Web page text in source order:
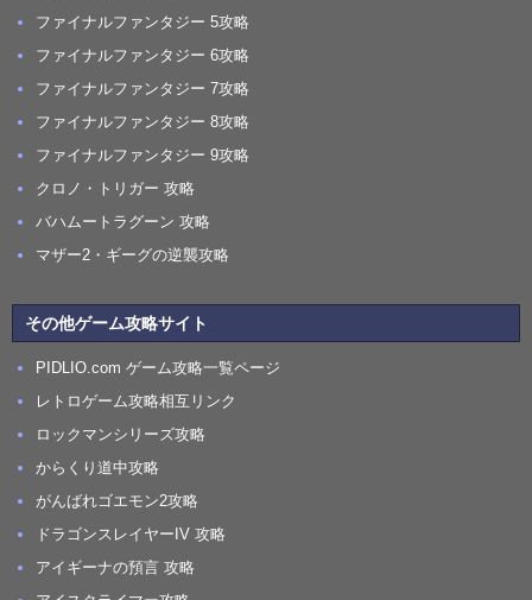
ファイナルファンタジー 5攻略
ファイナルファンタジー 6攻略
ファイナルファンタジー 7攻略
ファイナルファンタジー 8攻略
ファイナルファンタジー 9攻略
クロノ・トリガー 攻略
バハムートラグーン 攻略
マザー2・ギーグの逆襲攻略
その他ゲーム攻略サイト
PIDLIO.com ゲーム攻略一覧ページ
レトロゲーム攻略相互リンク
ロックマンシリーズ攻略
からくり道中攻略
がんばれゴエモン2攻略
ドラゴンスレイヤーIV 攻略
アイギーナの預言 攻略